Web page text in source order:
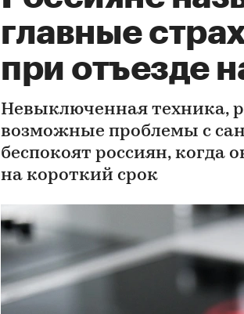
главные
при отъезде
Невыключенная техника,
возможные проблемы с
беспокоят россиян, когда
на короткий срок